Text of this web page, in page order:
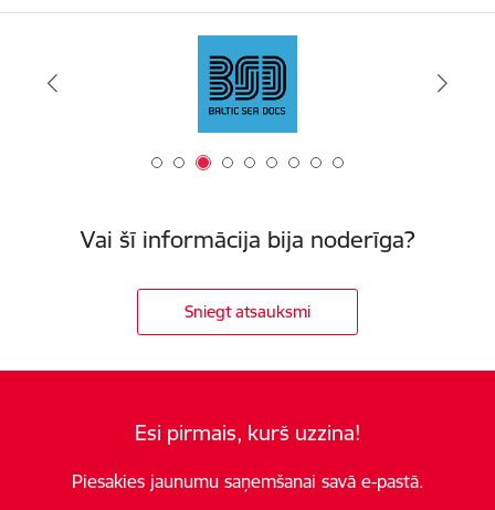
Vai šī informācija bija noderīga?
Sniegt atsauksmi
Esi pirmais, kurš uzzina!
Piesakies jaunumu saņemšanai savā e-pastā.